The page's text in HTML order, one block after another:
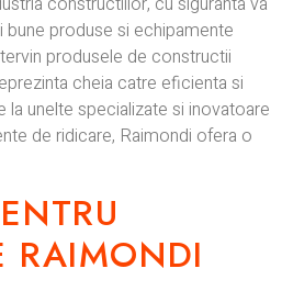
produse si echipamente
produsele de constructii
cheia catre eficienta si
la unelte specializate si inovatoare
de ridicare, Raimondi ofera o
RAIMONDI